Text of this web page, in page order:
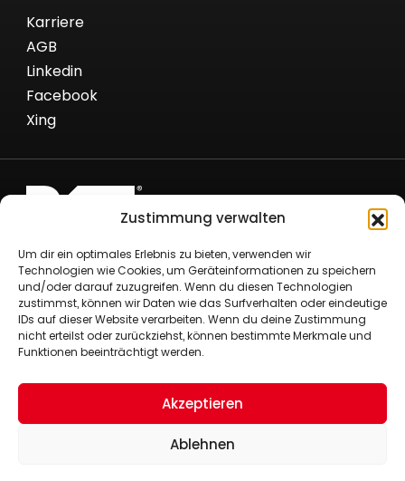
Zustimmung verwalten
Um dir ein optimales Erlebnis zu bieten, verwenden wir
Technologien wie Cookies, um Geräteinformationen zu speichern
und/oder darauf zuzugreifen. Wenn du diesen Technologien
zustimmst, können wir Daten wie das Surfverhalten oder eindeutige
IDs auf dieser Website verarbeiten. Wenn du deine Zustimmung
nicht erteilst oder zurückziehst, können bestimmte Merkmale und
Funktionen beeinträchtigt werden.
Akzeptieren
Ablehnen
Karriere
AGB
Linkedin
Facebook
Xing
Römer Fördertechnik GmbH
Nielandstr. 53
58300 Wetter/Ruhr
+49 (0)2335 80290
+49 (0)2335 8029-29
info@roemer-foerdertechnik.de
Impressum
Datenschutzerklärung
Cookie Policy (EU)